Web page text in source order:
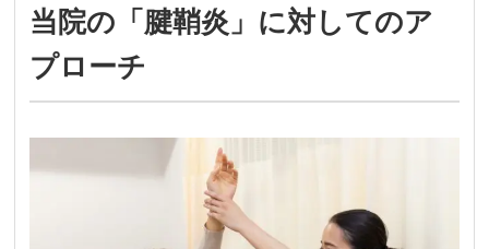
当院の「腱鞘炎」に対してのア
プローチ